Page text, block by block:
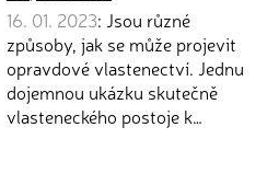
16. 01. 2023: Jsou různé
způsoby, jak se může projevit
opravdové vlastenectví. Jednu
dojemnou ukázku skutečně
vlasteneckého postoje k…